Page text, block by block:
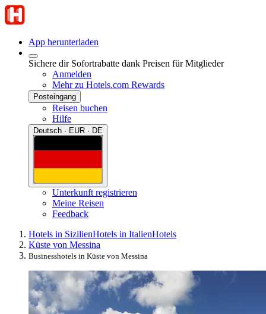
App herunterladen
Sichere dir Sofortrabatte dank Preisen für Mitglieder
Anmelden
Mehr zu Hotels.com Rewards
Posteingang
Reisen buchen
Hilfe
Deutsch · EUR · DE
Unterkunft registrieren
Meine Reisen
Feedback
Hotels in SizilienHotels in ItalienHotels
Küste von Messina
Businesshotels in Küste von Messina